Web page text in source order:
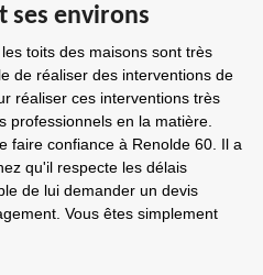
ses environs
toits des maisons sont très
de réaliser des interventions de
réaliser ces interventions très
professionnels en la matière.
faire confiance à Renolde 60. Il a
qu'il respecte les délais
de lui demander un devis
Vous êtes simplement